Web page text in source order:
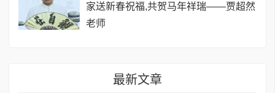
家送新春祝福,共贺马年祥瑞——贾超然
老师
最新文章